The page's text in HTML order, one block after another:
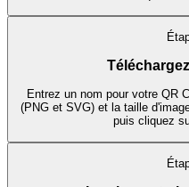
Entrez un nom pour votre QR
(PNG et SVG) et la taille
puis cliquez